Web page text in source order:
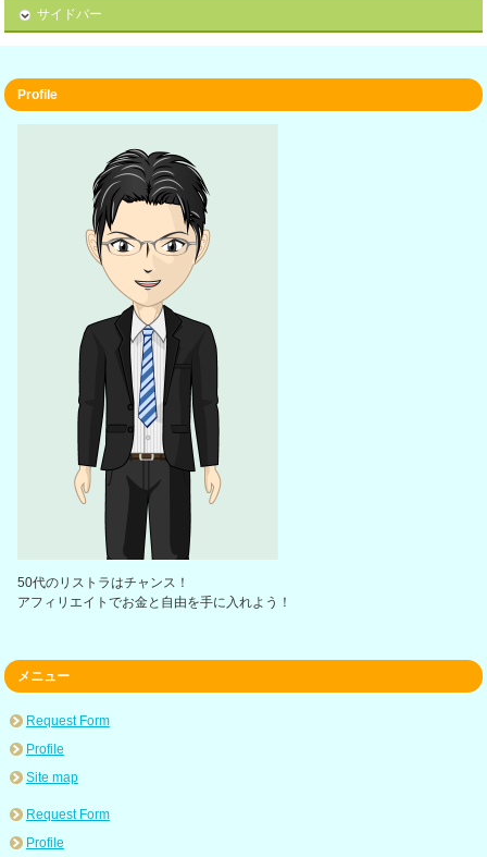
サイドバー
Profile
50代のリストラはチャンス！
アフィリエイトでお金と自由を手に入れよう！
メニュー
Request Form
Profile
Site map
Request Form
Profile